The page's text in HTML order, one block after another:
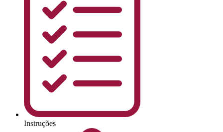
Instruções